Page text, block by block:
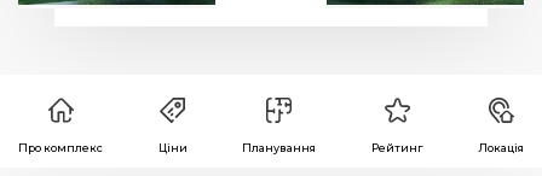
Про комплекс Ціни Планування Рейтинг Локація